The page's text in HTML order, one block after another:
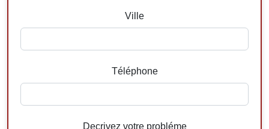
Ville
Téléphone
Decrivez votre probléme